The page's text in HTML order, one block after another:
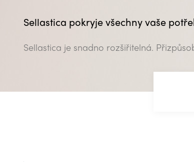
Sellastica pokryje všechny vaše
Sellastica je snadno rozšiřitelná.